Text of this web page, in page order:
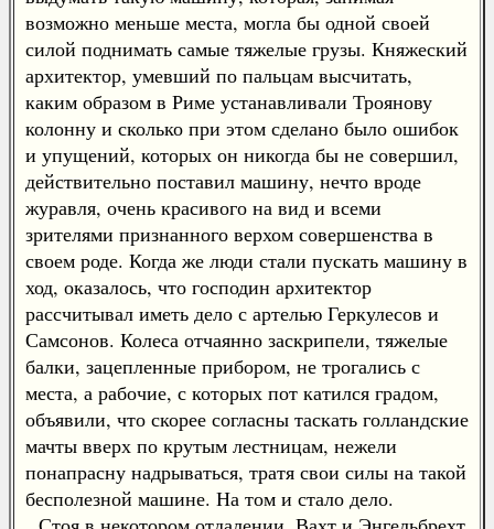
возможно меньше места, могла бы одной своей
силой поднимать самые тяжелые грузы. Княжеский
архитектор, умевший по пальцам высчитать,
каким образом в Риме устанавливали Троянову
колонну и сколько при этом сделано было ошибок
и упущений, которых он никогда бы не совершил,
действительно поставил машину, нечто вроде
журавля, очень красивого на вид и всеми
зрителями признанного верхом совершенства в
своем роде. Когда же люди стали пускать машину в
ход, оказалось, что господин архитектор
рассчитывал иметь дело с артелью Геркулесов и
Самсонов. Колеса отчаянно заскрипели, тяжелые
балки, зацепленные прибором, не трогались с
места, а рабочие, с которых пот катился градом,
объявили, что скорее согласны таскать голландские
мачты вверх по крутым лестницам, нежели
понапрасну надрываться, тратя свои силы на такой
бесполезной машине. На том и стало дело.